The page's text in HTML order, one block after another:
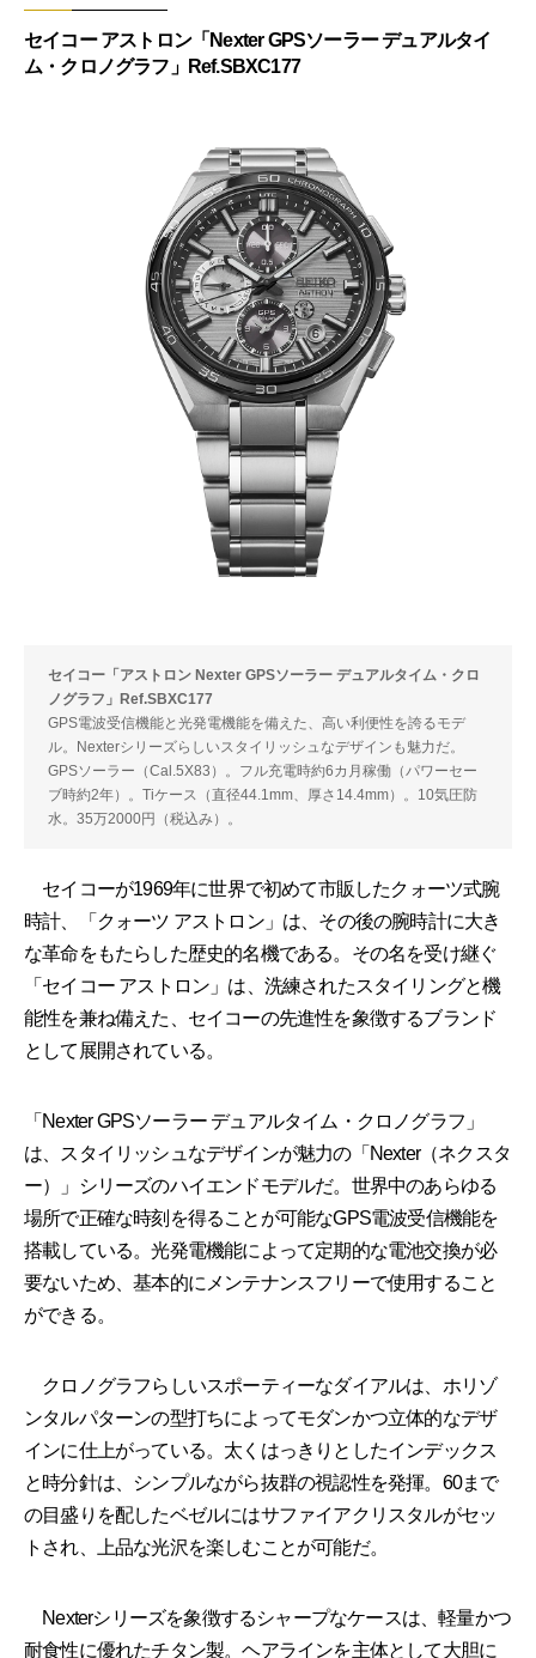
セイコー アストロン「Nexter GPSソーラー デュアルタイ
ム・クロノグラフ」Ref.SBXC177
セイコー「アストロン Nexter GPSソーラー デュアルタイム・クロ
ノグラフ」Ref.SBXC177
GPS電波受信機能と光発電機能を備えた、高い利便性を誇るモデ
ル。Nexterシリーズらしいスタイリッシュなデザインも魅力だ。
GPSソーラー（Cal.5X83）。フル充電時約6カ月稼働（パワーセー
ブ時約2年）。Tiケース（直径44.1mm、厚さ14.4mm）。10気圧防
水。35万2000円（税込み）。
セイコーが1969年に世界で初めて市販したクォーツ式腕
時計、「クォーツ アストロン」は、その後の腕時計に大き
な革命をもたらした歴史的名機である。その名を受け継ぐ
「セイコー アストロン」は、洗練されたスタイリングと機
能性を兼ね備えた、セイコーの先進性を象徴するブランド
として展開されている。
「Nexter GPSソーラー デュアルタイム・クロノグラフ」
は、スタイリッシュなデザインが魅力の「Nexter（ネクスタ
ー）」シリーズのハイエンドモデルだ。世界中のあらゆる
場所で正確な時刻を得ることが可能なGPS電波受信機能を
搭載している。光発電機能によって定期的な電池交換が必
要ないため、基本的にメンテナンスフリーで使用すること
ができる。
クロノグラフらしいスポーティーなダイアルは、ホリゾ
ンタルパターンの型打ちによってモダンかつ立体的なデザ
インに仕上がっている。太くはっきりとしたインデックス
と時分針は、シンプルながら抜群の視認性を発揮。60まで
の目盛りを配したベゼルにはサファイアクリスタルがセッ
トされ、上品な光沢を楽しむことが可能だ。
Nexterシリーズを象徴するシャープなケースは、軽量かつ
耐食性に優れたチタン製。ヘアラインを主体として大胆に